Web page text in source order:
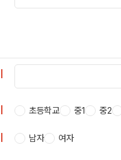
초등학교 중1 중2
남자 여자